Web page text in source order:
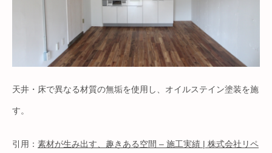
天井・床で異なる材質の無垢を使用し、オイルステイン塗装を施
す。
引用： 素材が生み出す、趣きある空間 – 施工実績 | 株式会社リペ